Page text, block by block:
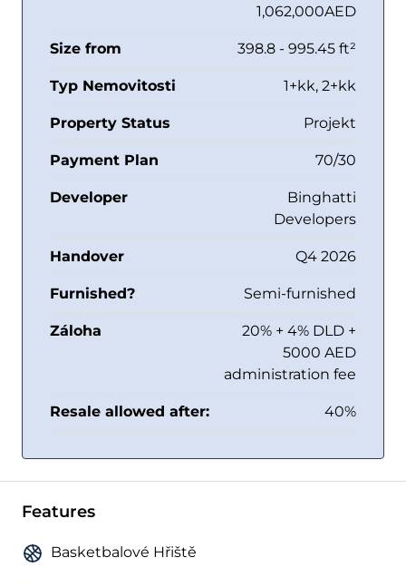
1,062,000AED
Size from 398.8 - 995.45 ft²
Typ Nemovitosti 1+kk, 2+kk
Property Status Projekt
Payment Plan 70/30
Developer
Binghatti
Developers
Handover Q4 2026
Furnished? Semi-furnished
Záloha
20% + 4% DLD +
5000 AED
administration fee
Resale allowed after: 40%
Features
Basketbalové Hřiště